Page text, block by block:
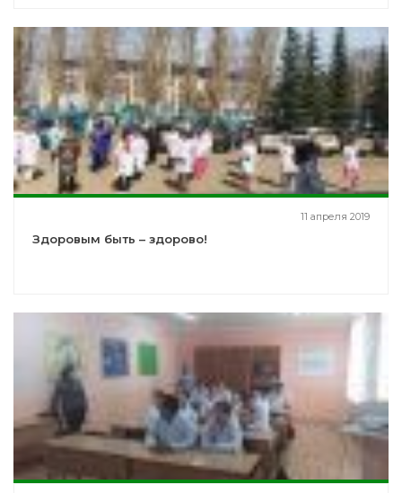
11 апреля 2019
Здоровым быть – здорово!